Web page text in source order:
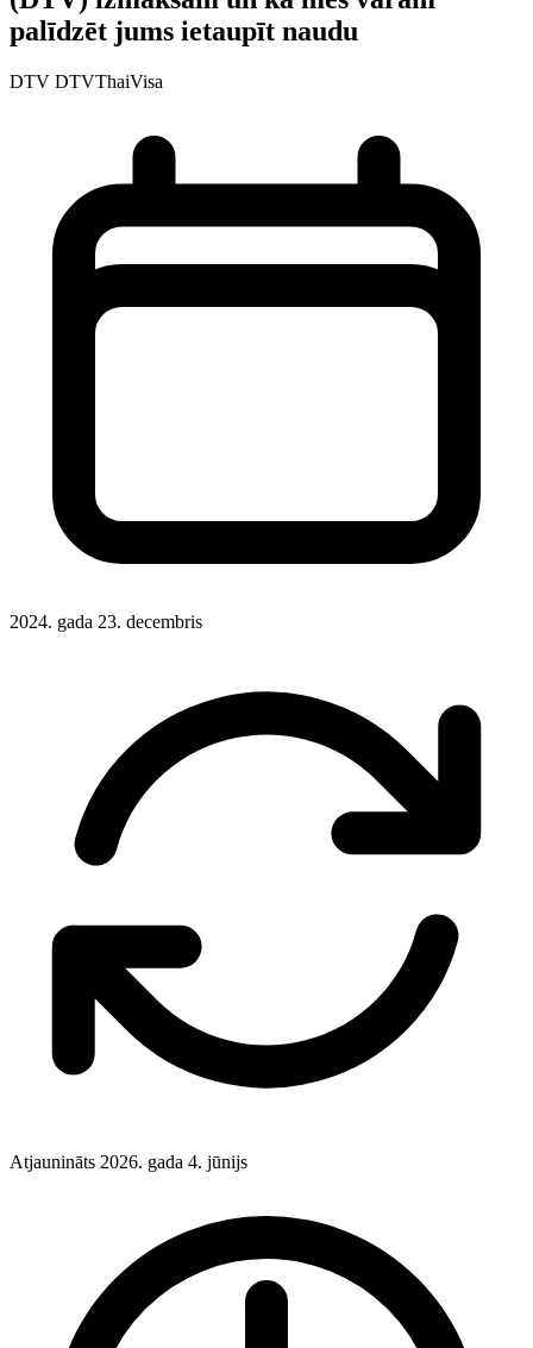
palīdzēt jums ietaupīt naudu
DTV DTVThaiVisa
2024. gada 23. decembris
Atjaunināts 2026. gada 4. jūnijs